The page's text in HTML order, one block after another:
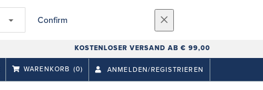
Confirm
KOSTENLOSER VERSAND AB € 99,00
WARENKORB (0) ANMELDEN/REGISTRIEREN